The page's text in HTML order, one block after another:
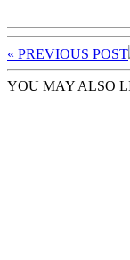
« PREVIOUS POST
YOU MAY ALSO